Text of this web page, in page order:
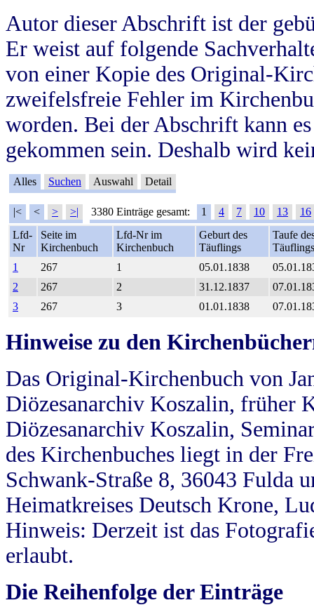
Autor dieser Abschrift ist der
Er weist auf folgende
von einer Kopie des Original-
zweifelsfreie Fehler im
worden. Bei der Abschrift kann
gekommen sein. Deshalb wird
Alles Suchen Auswahl Detail
|< < > >| 3380 Einträge gesamt: 1 4 7 10 13
16
Lfd-
Nr
Seite im
Kirchenbuch
Lfd-Nr im
Kirchenbuch
Geburt des
Täuflings
Taufe
Täuflings
1
267 1 05.01.1838
2
267 2 31.12.1837
3
267 3 01.01.1838
Hinweise zu den
Das Original-Kirchenbuch von
Diözesanarchiv Koszalin, früher
Diözesanarchiv Koszalin,
des Kirchenbuches liegt in der
Schwank-Straße 8, 36043 Fulda
Heimatkreises Deutsch Krone,
Hinweis: Derzeit ist das
erlaubt.
Die Reihenfolge der Einträge